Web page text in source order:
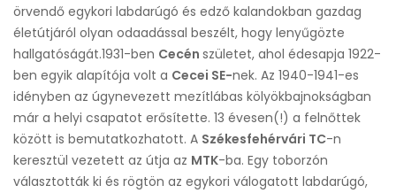
örvendő egykori labdarúgó és edző kalandokban gazdag
életútjáról olyan odaadással beszélt, hogy lenyűgözte
hallgatóságát.1931-ben Cecén születet, ahol édesapja 1922-
ben egyik alapítója volt a Cecei SE-nek. Az 1940-1941-es
idényben az úgynevezett mezítlábas kölyökbajnokságban
már a helyi csapatot erősítette. 13 évesen(!) a felnőttek
között is bemutatkozhatott. A Székesfehérvári TC-n
keresztül vezetett az útja az MTK-ba. Egy toborzón
választották ki és rögtön az egykori válogatott labdarúgó,